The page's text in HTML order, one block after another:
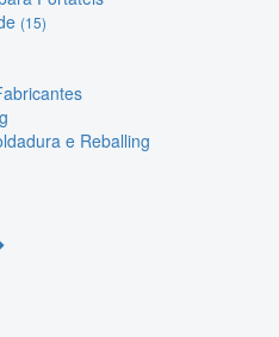
(15)
e Reballing